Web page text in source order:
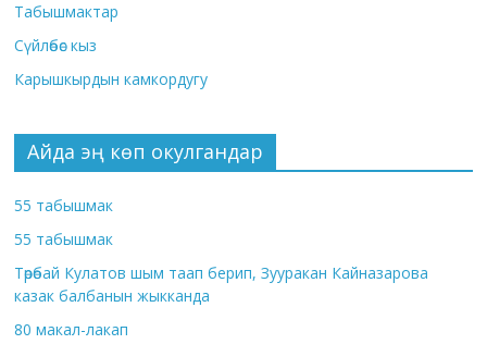
Табышмактар
Сүйлөбөс кыз
Карышкырдын камкордугу
Айда эң көп окулгандар
55 табышмак
55 табышмак
Төрөбай Кулатов шым таап берип, Зууракан Кайназарова
казак балбанын жыкканда
80 макал-лакап